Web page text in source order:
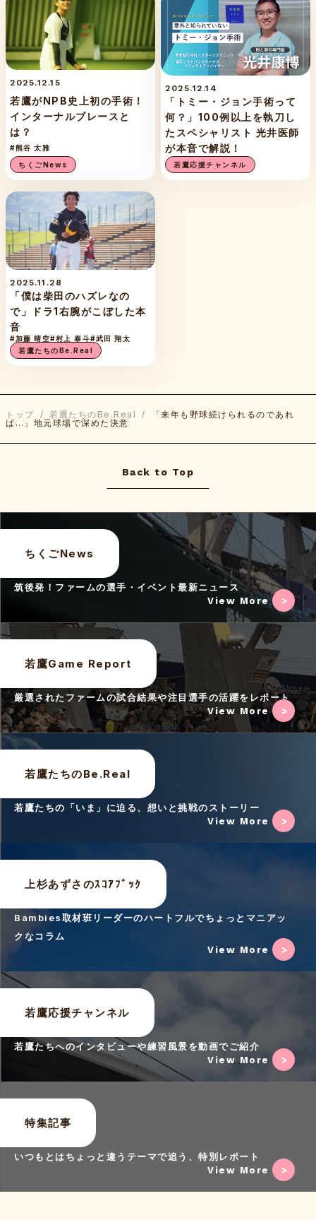
2025.12.15
若鷹がNPB史上初の手術！
インターナルブレースと
は？
#熊谷 太雅
ちくごNews
2025.12.14
「トミー・ジョン手術って
何？」100例以上を執刀し
たスペシャリスト 光井医師
が本音で解説！
若鷹応援チャンネル
2025.11.28
「僕は柴田のハズレなの
で」ドラ1右腕がこぼした本
音
#加藤 晴空#村上 泰斗#武田 翔太
若鷹たちのBe.Real
トップ / 若鷹たちのBe.Real /
「来年も野球続けられるのであれ
ば…」地元球場で深めた決意
Back to Top
ちくごNews
筑後発！ファームの選手・イベント最新ニュース
View More
若鷹Game Report
厳選されたファームの試合結果や注目選手の活躍をレポート
View More
若鷹たちのBe.Real
若鷹たちの「いま」に迫る、想いと挑戦のストーリー
View More
上杉あずさのｽｺｱﾌﾞｯｸ
Bambies取材班リーダーのハートフルでちょっとマニアッ
クなコラム
View More
若鷹応援チャンネル
若鷹たちへのインタビューや練習風景を動画でご紹介
View More
特集記事
いつもとはちょっと違うテーマで追う、特別レポート
View More